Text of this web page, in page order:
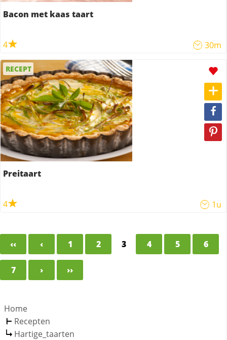
Bacon met kaas taart
4 30m
RECEPT
Preitaart
4 1u
‹‹ ‹ 1 2 3 4 5 6
7 › ››
Home
Recepten
Hartige_taarten